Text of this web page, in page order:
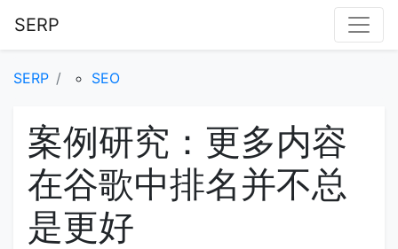
SERP
SERP SEO
案例研究：更多内容
在谷歌中排名并不总
是更好